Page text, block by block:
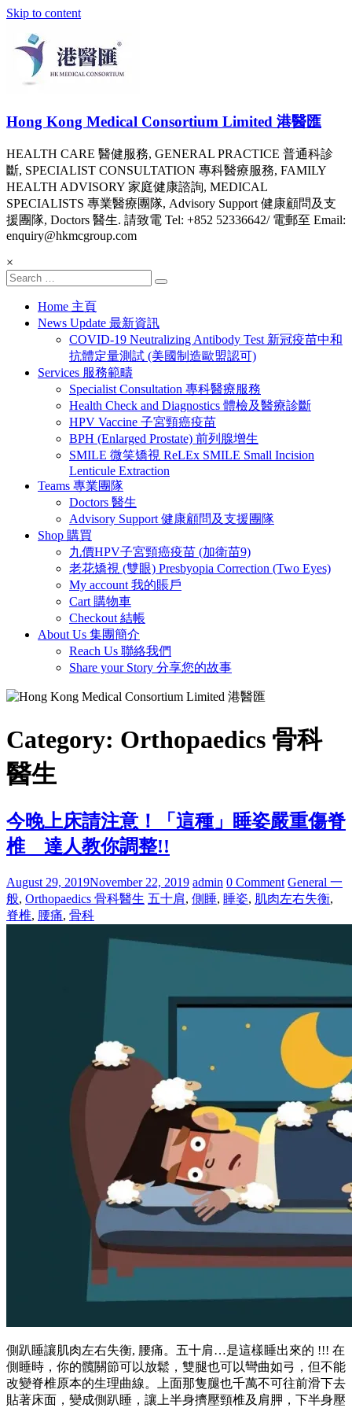
Skip to content
Hong Kong Medical Consortium Limited 港醫匯
HEALTH CARE 醫健服務, GENERAL PRACTICE 普通科診
斷, SPECIALIST CONSULTATION 專科醫療服務, FAMILY
HEALTH ADVISORY 家庭健康諮詢, MEDICAL
SPECIALISTS 專業醫療團隊, Advisory Support 健康顧問及支
援團隊, Doctors 醫生. 請致電 Tel: +852 52336642/ 電郵至 Email:
enquiry@hkmcgroup.com
×
Home 主頁
News Update 最新資訊
COVID-19 Neutralizing Antibody Test 新冠疫苗中和
抗體定量測試 (美國制造歐盟認可)
Services 服務範疇
Specialist Consultation 專科醫療服務
Health Check and Diagnostics 體檢及醫療診斷
HPV Vaccine 子宮頸癌疫苗
BPH (Enlarged Prostate) 前列腺增生
SMILE 微笑矯視 ReLEx SMILE Small Incision
Lenticule Extraction
Teams 專業團隊
Doctors 醫生
Advisory Support 健康顧問及支援團隊
Shop 購買
九價HPV子宮頸癌疫苗 (加衛苗9)
老花矯視 (雙眼) Presbyopia Correction (Two Eyes)
My account 我的賬戶
Cart 購物車
Checkout 結帳
About Us 集團簡介
Reach Us 聯絡我們
Share your Story 分享您的故事
Category: Orthopaedics 骨科
醫生
今晚上床請注意！「這種」睡姿嚴重傷脊
椎 達人教你調整!!
August 29, 2019November 22, 2019 admin 0 Comment General 一
般, Orthopaedics 骨科醫生 五十肩, 側睡, 睡姿, 肌肉左右失衡,
脊椎, 腰痛, 骨科
側趴睡讓肌肉左右失衡, 腰痛。五十肩…是這樣睡出來的 !!! 在
側睡時，你的髖關節可以放鬆，雙腿也可以彎曲如弓，但不能
改變脊椎原本的生理曲線。上面那隻腿也千萬不可往前滑下去
貼著床面，變成側趴睡，讓上半身擠壓頸椎及肩胛，下半身壓